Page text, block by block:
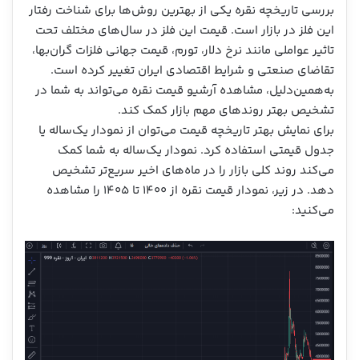
بررسی تاریخچه نقره یکی از بهترین روش‌ها برای شناخت رفتار
این فلز در بازار است. قیمت این فلز در سال‌های مختلف تحت
تاثیر عواملی مانند نرخ دلار، تورم، قیمت جهانی فلزات گران‌بها،
تقاضای صنعتی و شرایط اقتصادی ایران تغییر کرده است.
به‌همین‌دلیل، مشاهده آرشیو قیمت نقره می‌تواند به شما در
تشخیص بهتر روندهای مهم بازار کمک کند.
برای نمایش بهتر تاریخچه قیمت می‌توان از نمودار یک‌ساله یا
جدول قیمتی استفاده کرد. نمودار یک‌ساله به شما کمک
می‌کند روند کلی بازار را در ماه‌های اخیر سریع‌تر تشخیص
دهد. در زیر، نمودار قیمت نقره از ۱۴۰۰ تا ۱۴۰۵ را مشاهده
می‌کنید: